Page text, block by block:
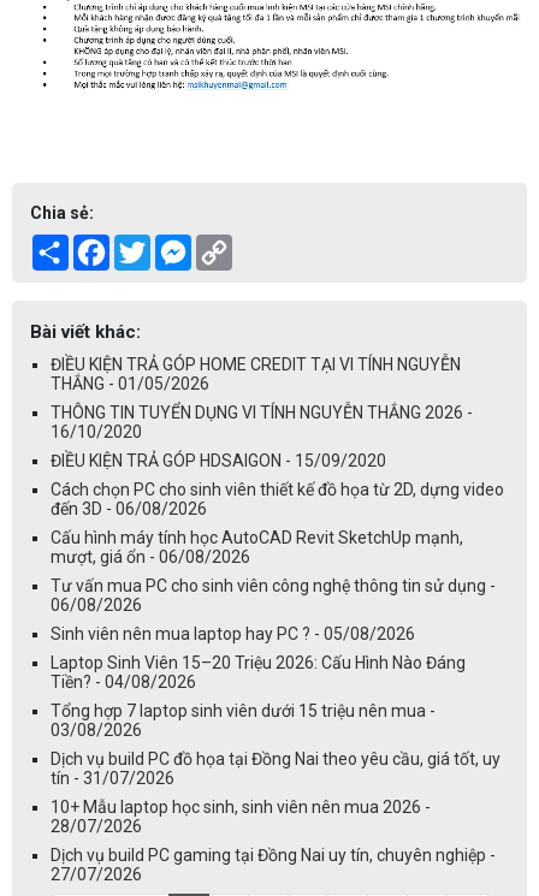
Chia sẻ:
Share Facebook
TwitterMessenger
Bài viết khác:
ĐIỀU KIỆN TRẢ GÓP HOME CREDIT TẠI VI TÍNH NGUYỄN
THẮNG - 01/05/2026
THÔNG TIN TUYỂN DỤNG VI TÍNH NGUYỄN THẮNG 2026 -
16/10/2020
ĐIỀU KIỆN TRẢ GÓP HDSAIGON - 15/09/2020
Cách chọn PC cho sinh viên thiết kế đồ họa từ 2D, dựng video
đến 3D - 06/08/2026
Cấu hình máy tính học AutoCAD Revit SketchUp mạnh,
mượt, giá ổn - 06/08/2026
Tư vấn mua PC cho sinh viên công nghệ thông tin sử dụng -
06/08/2026
Sinh viên nên mua laptop hay PC ? - 05/08/2026
Laptop Sinh Viên 15–20 Triệu 2026: Cấu Hình Nào Đáng
Tiền? - 04/08/2026
Tổng hợp 7 laptop sinh viên dưới 15 triệu nên mua -
03/08/2026
Dịch vụ build PC đồ họa tại Đồng Nai theo yêu cầu, giá tốt, uy
tín - 31/07/2026
10+ Mẫu laptop học sinh, sinh viên nên mua 2026 -
28/07/2026
Dịch vụ build PC gaming tại Đồng Nai uy tín, chuyên nghiệp -
27/07/2026